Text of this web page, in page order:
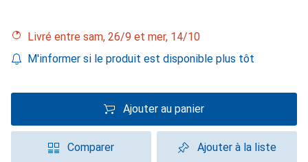
Livré entre sam, 26/9 et mer, 14/10
M'informer si le produit est disponible plus tôt
Ajouter au panier
Comparer Ajouter à la liste